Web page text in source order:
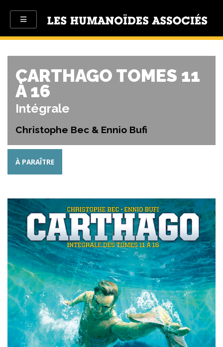
CARTHAGO TOMES 11
À 16
Intégrale
Christophe Bec & Ennio Bufi
À PARAÎTRE